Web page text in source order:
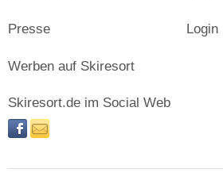
Presse Login
Werben auf Skiresort
Skiresort.de im Social Web
facebooknewsletter